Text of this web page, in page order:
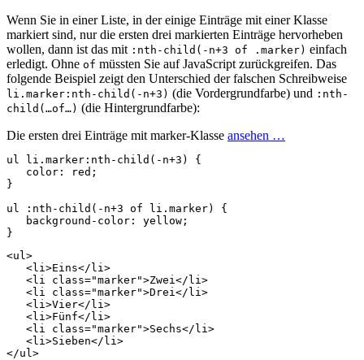
Wenn Sie in einer Liste, in der einige Einträge mit einer Klasse
markiert sind, nur die ersten drei markierten Einträge hervorheben
wollen, dann ist das mit :nth-child(-n+3 of .marker) einfach
erledigt. Ohne of müssten Sie auf JavaScript zurückgreifen. Das
folgende Beispiel zeigt den Unterschied der falschen Schreibweise
li.marker:nth-child(-n+3) (die Vordergrundfarbe) und :nth-
child(…of…) (die Hintergrundfarbe):
Die ersten drei Einträge mit marker-Klasse ansehen …
ul li .marker :nth-child ( -n+3 )
{
color : red ;
}
ul
:nth-child ( -n+3 of li .marker)
{
background-color : yellow ;
}
<ul >
<li >Eins</ li >
<li class="marker">Zwei </ li >
<li class="marker">Drei </ li >
<li >Vier</ li >
<li >Fünf</ li >
<li class="marker">Sechs</ li >
<li >Sieben</ li >
</ul >